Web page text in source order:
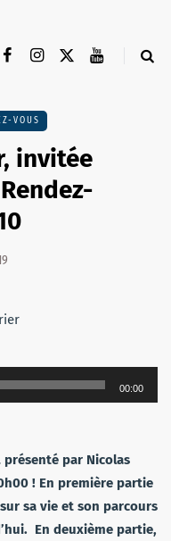
VOUS
invitée
00:00
présenté par Nicolas
! En première partie
sa vie et son parcours
En deuxième partie,